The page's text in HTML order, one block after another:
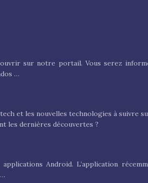
sur notre portail. Vous serez
…
et les nouvelles technologies à suivre
les dernières découvertes ?
Android. L’application